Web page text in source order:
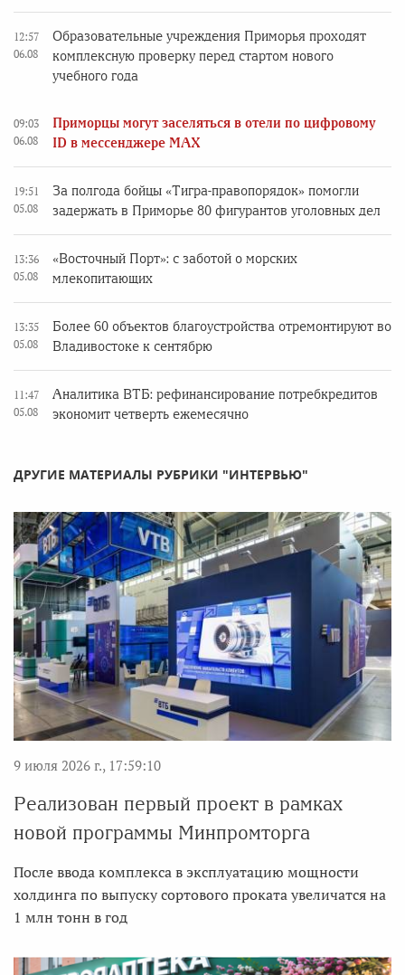
12:57
06.08
Образовательные учреждения Приморья проходят
комплексную проверку перед стартом нового
учебного года
09:03
06.08
Приморцы могут заселяться в отели по цифровому
ID в мессенджере MAX
19:51
05.08
За полгода бойцы «Тигра-правопорядок» помогли
задержать в Приморье 80 фигурантов уголовных дел
13:36
05.08
«Восточный Порт»: с заботой о морских
млекопитающих
13:35
05.08
Более 60 объектов благоустройства отремонтируют во
Владивостоке к сентябрю
11:47
05.08
Аналитика ВТБ: рефинансирование потребкредитов
экономит четверть ежемесячно
ДРУГИЕ МАТЕРИАЛЫ РУБРИКИ "ИНТЕРВЬЮ"
9 июля 2026 г., 17:59:10
Реализован первый проект в рамках
новой программы Минпромторга
После ввода комплекса в эксплуатацию мощности
холдинга по выпуску сортового проката увеличатся на
1 млн тонн в год